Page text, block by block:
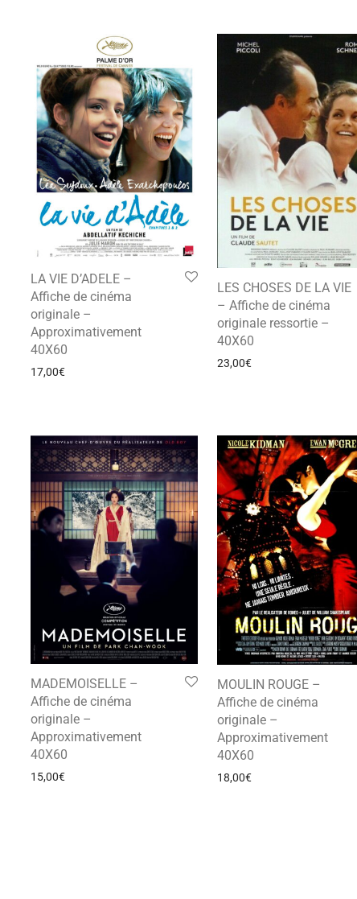
LA VIE D’ADELE –
Affiche de cinéma
originale –
Approximativement
40X60
17,00€
LES CHOSES DE LA VIE
– Affiche de cinéma
originale ressortie –
40X60
23,00€
MADEMOISELLE –
Affiche de cinéma
originale –
Approximativement
40X60
15,00€
MOULIN ROUGE –
Affiche de cinéma
originale –
Approximativement
40X60
18,00€